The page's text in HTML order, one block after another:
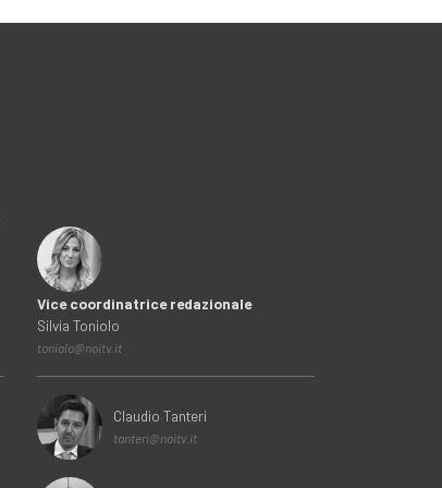
Vice coordinatrice redazionale
Silvia Toniolo
toniolo@noitv.it
Claudio Tanteri
tanteri@noitv.it